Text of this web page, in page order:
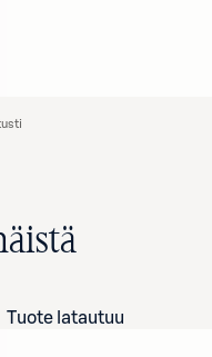
Tuote latautuu